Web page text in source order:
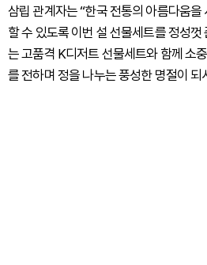
삼립 관계자는 “한국 전통의 아름다움
할 수 있도록 이번 설 선물세트를 정성껏
는 고품격 K디저트 선물세트와 함께 소
를 전하며 정을 나누는 풍성한 명절이 되